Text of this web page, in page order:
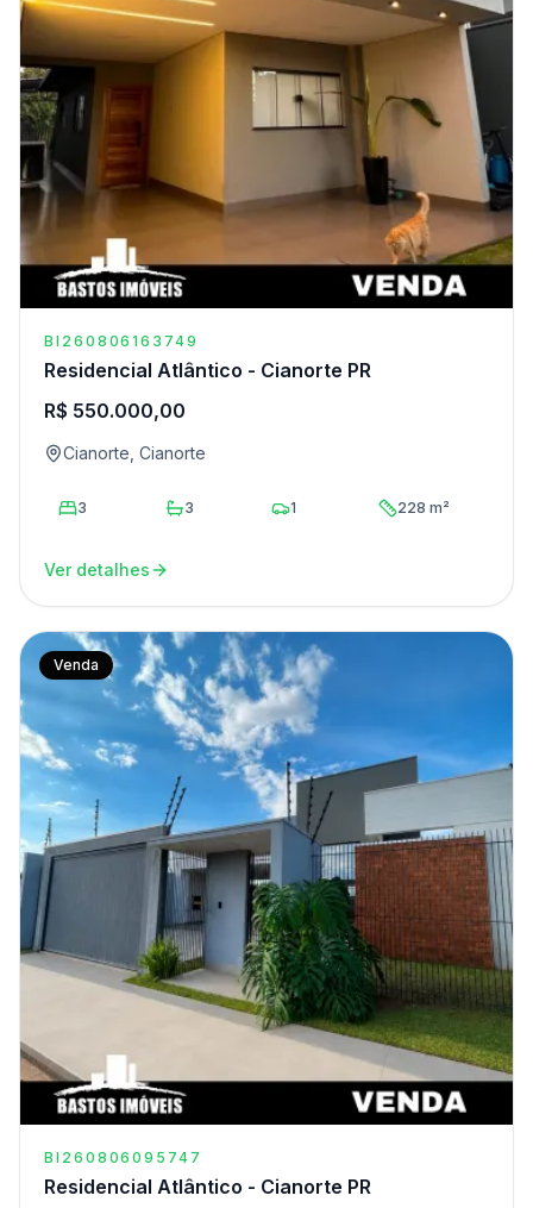
BI260806163749
Residencial Atlântico - Cianorte PR
R$ 550.000,00
Cianorte, Cianorte
3 3 1 228 m²
Ver detalhes
Venda
BI260806095747
Residencial Atlântico - Cianorte PR